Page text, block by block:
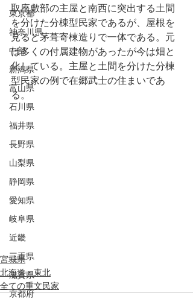
東京都
神奈川県
中部
新潟県
富山県
石川県
福井県
長野県
山梨県
静岡県
愛知県
岐阜県
近畿
三重県
滋賀県
京都府
取座敷部の主屋と南西に突出する土間
を分けた分棟型民家であるが、屋根を
見ると茅葺寄棟造りで一体である。元
は多くの付属建物があったが今は畑と
化している。主屋と土間を分けた分棟
型民家の例で在郷武士の住まいであ
る。
宮城県
北海道・東北
全ての重文民家